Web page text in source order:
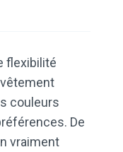
flexibilité
couleurs
De
vraiment